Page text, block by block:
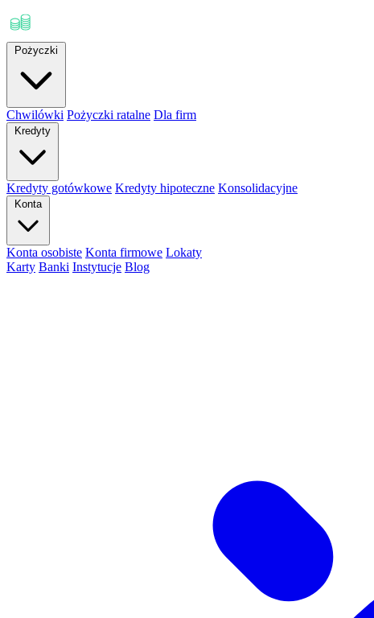
Pożyczki
Chwilówki Pożyczki ratalne Dla firm
Kredyty
Kredyty gotówkowe Kredyty hipoteczne Konsolidacyjne
Konta
Konta osobiste Konta firmowe Lokaty
Karty Banki Instytucje Blog